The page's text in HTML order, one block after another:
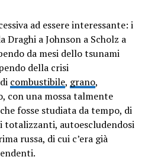
ad essere interessante: i
Draghi a Johnson a Scholz a
da mesi dello tsunami
della crisi
combustibile, grano,
con una mossa talmente
fosse studiata da tempo, di
totalizzanti, autoescludendosi
russa, di cui c’era già